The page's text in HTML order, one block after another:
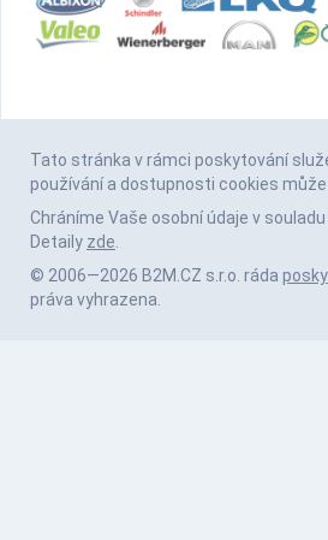
Tato stránka v rámci poskytování
používání a dostupnosti cookies
Chráníme Vaše osobní údaje v
Detaily zde.
© 2006—2026 B2M.CZ s.r.o. ráda
práva vyhrazena.